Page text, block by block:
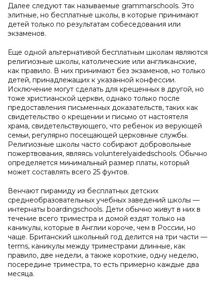
Далее следуют так называемые grammarschools. Это
элитные, но бесплатные школы, в которые принимают
детей только по результатам собеседования или
экзаменов.
Еще одной альтернативой бесплатным школам являются
религиозные школы, католические или англиканские,
как правило. В них принимают без экзаменов, но только
детей, принадлежащих к указанной конфессии.
Исключение могут сделать для крещенных в другой, но
тоже христианской церкви, однако только после
предоставления письменных доказательств, таких как
свидетельство о крещении и письмо от настоятеля
храма, свидетельствующего, что ребенок из верующей
семьи, регулярно посещающей церковные службы.
Религиозные школы часто собирают добровольные
пожертвования, являясь volunterelyaidedschools. Обычно
определяется минимальный размер платы, который
может составлять всего 25 фунтов.
Венчают пирамиду из бесплатных детских
среднеобразовательных учебных заведений школы —
интернаты boardingschools. Дети обычно живут в них в
течение всего триместра и домой ездят только на
каникулы, которые в Англии короче, чем в России, но
чаще. Британский школьный год делится на три части —
terms, каникулы между триместрами длинные, как
правило, две недели, а также короткие, одну неделю,
посередине триместра, то есть примерно каждые два
месяца.